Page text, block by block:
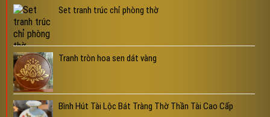
Set tranh trúc chỉ phòng thờ
Tranh tròn hoa sen dát vàng
Bình Hút Tài Lộc Bát Tràng Thờ Thần Tài Cao Cấp